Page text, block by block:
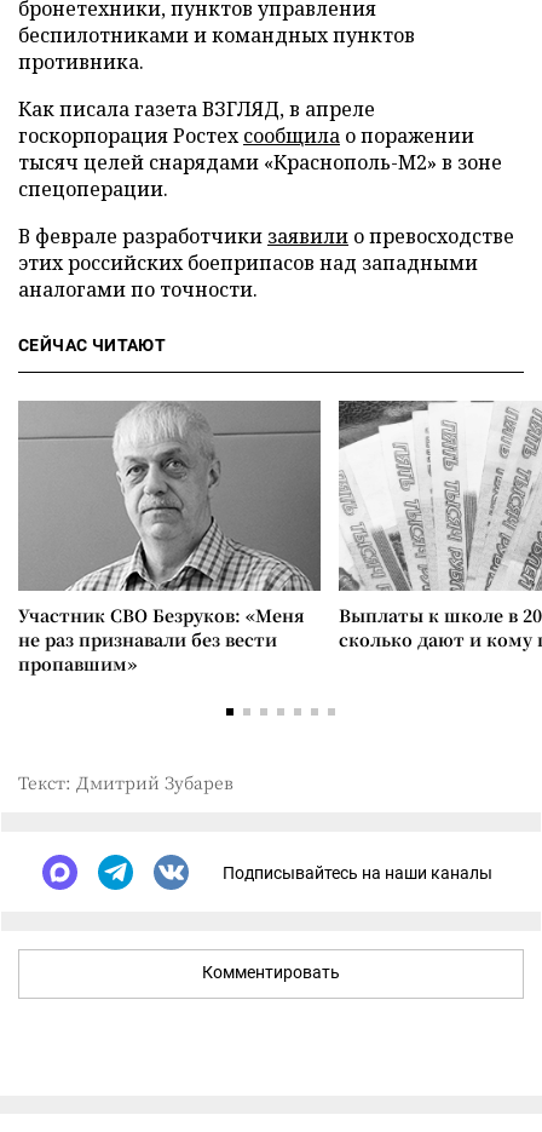
бронетехники, пунктов управления
беспилотниками и командных пунктов
противника.
Как писала газета ВЗГЛЯД, в апреле
госкорпорация Ростехсообщила о поражении
тысяч целей снарядами «Краснополь-М2» в зоне
спецоперации.
В феврале разработчики заявили о превосходстве
этих российских боеприпасов над западными
аналогами по точности.
СЕЙЧАС ЧИТАЮТ
Участник СВО Безруков: «Меня
не раз признавали без вести
пропавшим»
Выплаты к школе в
сколько дают и
Текст: Дмитрий Зубарев
Подписывайтесь на наши каналы
Комментировать